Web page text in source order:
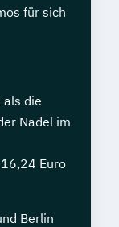
für sich
als die
Nadel im
Euro
Berlin